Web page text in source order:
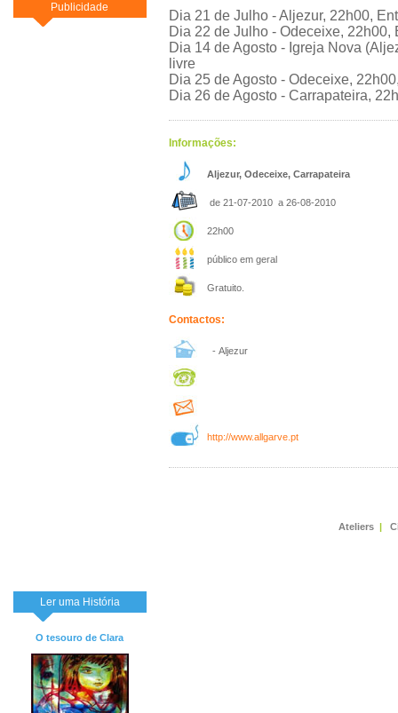
Publicidade
Ler uma História
O tesouro de Clara
Dia 21 de Julho - Aljezur, 22h00,
Dia 22 de Julho - Odeceixe, 22h00,
Dia 14 de Agosto - Igreja Nova
livre
Dia 25 de Agosto - Odeceixe,
Dia 26 de Agosto - Carrapateira,
Informações:
Aljezur, Odeceixe, Carrapateira
de 21-07-2010 a 26-08-2010
22h00
público em geral
Gratuito.
Contactos:
- Aljezur
http://www.allgarve.pt
Ateliers |